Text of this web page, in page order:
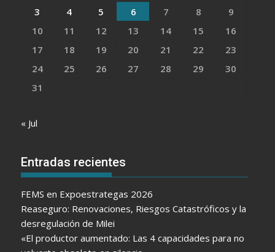
3
4 5 6 7 8
9
10
11 12 13 14 15
16
17
18 19 20 21 22
23
24
25 26 27 28 29
30
31
« Jul
Entradas recientes
FEMS en Expoestrategas 2026
Reaseguro: Renovaciones, Riesgos Catastróficos y la
desregulación de Milei
«El productor aumentado: Las 4 capacidades para no